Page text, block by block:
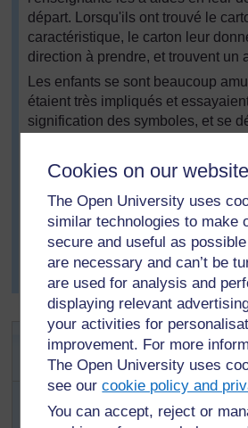
Cookies on our website
The Open University uses
similar technologies to make
secure and useful as
are necessary and can’t be
are used for analysis and
displaying relevant
your activities for
improvement. For more
The Open University uses
see ourcookie policy and
You can accept, reject or
départ. Lorsqu'ils ont trouvé le
caractéristique, le carton leur
direction à prendre, et trouvent un
Les enfants se sont beaucoup
étaient très impliqués et
signification des symboles, et se
à leur disposition pour les aider en
quant à la signification des
suivre.
Chaque élève a atteint la carte
satisfaite parce qu'elle savait
interpréter tous les symboles et à
directions.
Activité 2: Utilisation
symboles
Commencez votre cours par
de l'utilisation et de